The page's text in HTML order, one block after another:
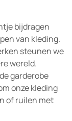
bijdragen
van kleding.
steunen we
wereld.
garderobe
onze kleding
of ruilen met